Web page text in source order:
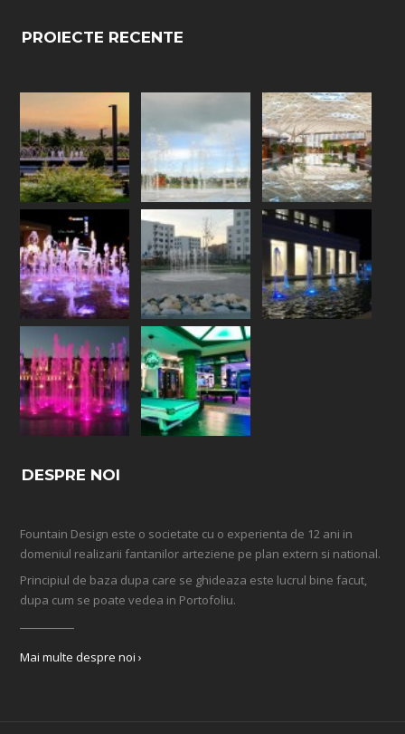
PROIECTE RECENTE
DESPRE NOI
Fountain Design este o societate cu o experienta de 12 ani in
domeniul realizarii fantanilor arteziene pe plan extern si national.
Principiul de baza dupa care se ghideaza este lucrul bine facut,
dupa cum se poate vedea in Portofoliu.
Mai multe despre noi ›